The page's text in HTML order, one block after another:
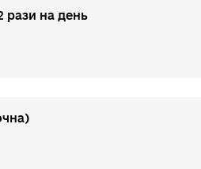
рази на день